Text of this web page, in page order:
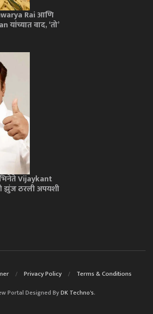
Rai आणि
वाद, ‘तो’
Vijaykant
झुंज ठरली अपयशी
Privacy Policy Terms & Conditions
Portal Designed ByDK Techno's.